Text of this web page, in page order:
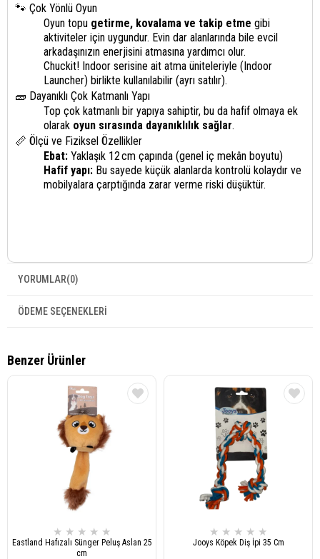
🐾 Çok Yönlü Oyun
Oyun topu getirme, kovalama ve takip etme gibi
aktiviteler için uygundur. Evin dar alanlarında bile evcil
arkadaşınızın enerjisini atmasına yardımcı olur.
Chuckit! Indoor serisine ait atma üniteleriyle (Indoor
Launcher) birlikte kullanılabilir (ayrı satılır).
🧱 Dayanıklı Çok Katmanlı Yapı
Top çok katmanlı bir yapıya sahiptir, bu da hafif olmaya ek
olarak oyun sırasında dayanıklılık sağlar.
📏 Ölçü ve Fiziksel Özellikler
Ebat: Yaklaşık 12 cm çapında (genel iç mekân boyutu)
Hafif yapı: Bu sayede küçük alanlarda kontrolü kolaydır ve
mobilyalara çarptığında zarar verme riski düşüktür.
YORUMLAR(0)
ÖDEME SEÇENEKLERI
Benzer Ürünler
★ ★ ★ ★ ★
Eastland Hafızalı Sünger Peluş Aslan 25
cm
★ ★ ★ ★ ★
Jooys Köpek Diş İpi 35 Cm